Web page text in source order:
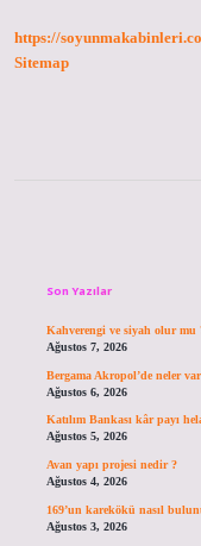
https://
Sitemap
Son Yazılar
Kahverengi ve siyah olur mu
Ağustos 7, 2026
Bergama Akropol’de neler
Ağustos 6, 2026
Katılım Bankası kâr payı
Ağustos 5, 2026
Avan yapı projesi nedir ?
Ağustos 4, 2026
169’un karekökü nasıl
Ağustos 3, 2026